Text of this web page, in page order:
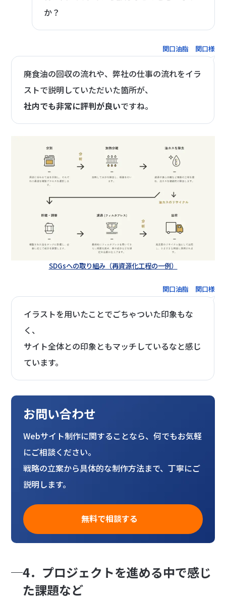
か？
関口油脂 関口様
廃食油の回収の流れや、弊社の仕事の流れをイラ
ストで説明していただいた箇所が、
社内でも非常に評判が良いですね。
SDGsへの取り組み（再資源化工程の一例）
関口油脂 関口様
イラストを用いたことでごちゃついた印象もな
く、
サイト全体との印象ともマッチしているなと感じ
ています。
お問い合わせ
Webサイト制作に関することなら、何でもお気軽
にご相談ください。
戦略の立案から具体的な制作方法まで、丁寧にご
説明します。
無料で相談する
4．プロジェクトを進める中で感じ
た課題など